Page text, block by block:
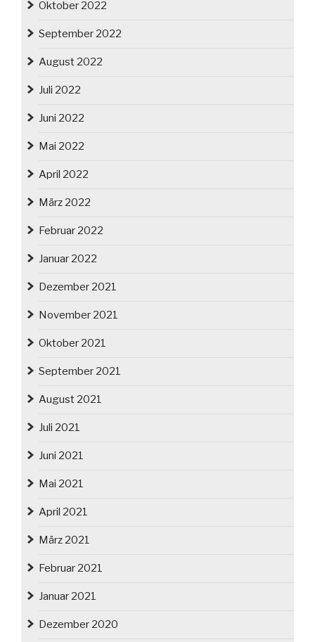
Oktober 2022
September 2022
August 2022
Juli 2022
Juni 2022
Mai 2022
April 2022
März 2022
Februar 2022
Januar 2022
Dezember 2021
November 2021
Oktober 2021
September 2021
August 2021
Juli 2021
Juni 2021
Mai 2021
April 2021
März 2021
Februar 2021
Januar 2021
Dezember 2020